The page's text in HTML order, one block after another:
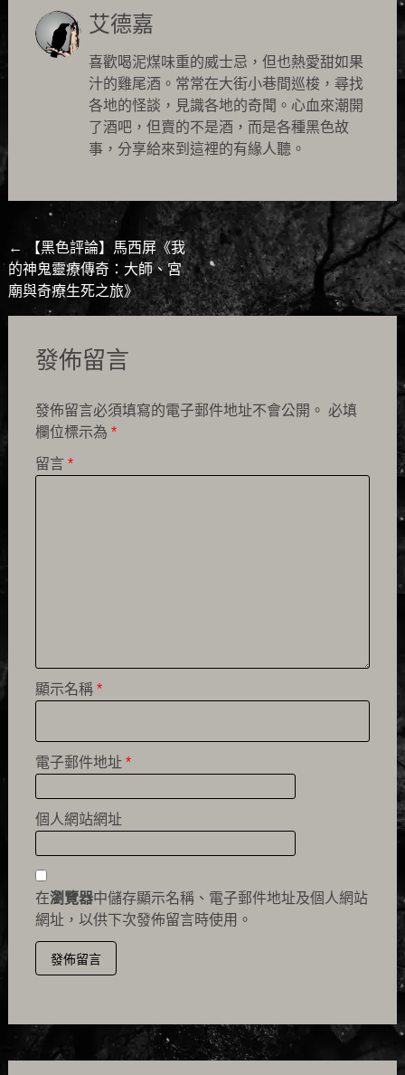
艾德嘉
喜歡喝泥煤味重的威士忌，但也熱愛甜如果
汁的雞尾酒。常常在大街小巷間巡梭，尋找
各地的怪談，見識各地的奇聞。心血來潮開
了酒吧，但賣的不是酒，而是各種黑色故
事，分享給來到這裡的有緣人聽。
Post
navigation
←
【黑色評論】馬西屏《我
的神鬼靈療傳奇：大師、宮
廟與奇療生死之旅》
發佈留言
發佈留言必須填寫的電子郵件地址不會公開。 必填
欄位標示為 *
留言 *
顯示名稱 *
電子郵件地址 *
個人網站網址
在瀏覽器中儲存顯示名稱、電子郵件地址及個人網站
網址，以供下次發佈留言時使用。